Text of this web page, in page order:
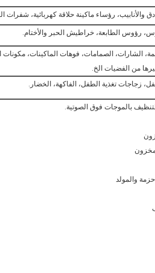
والأنابيب، رؤساء ماكينة حلاقة كهربائية،
رؤوس الطابعة، خراطيش الحبر والأختام.
الشارات، الصمامات، فوهات الماكينات،
من الفضيات الخ.
زجاجات تغذية الطفل، الفاكهة، الخضار.
بالموجات فوق الصوتية.